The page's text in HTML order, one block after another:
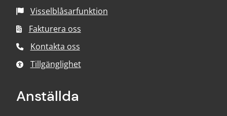
Visselblåsarfunktion
Fakturera oss
Kontakta oss
Tillgänglighet
Anställda